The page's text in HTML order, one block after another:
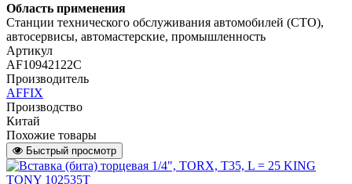
Область применения
Станции технического обслуживания автомобилей (СТО),
автосервисы, автомастерские, промышленность
Артикул
AF10942122C
Производитель
AFFIX
Производство
Китай
Похожие товары
Быстрый просмотр